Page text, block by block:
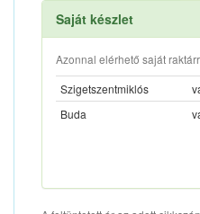
Saját készlet
Azonnal elérhető saját
Szigetszentmiklós
Buda